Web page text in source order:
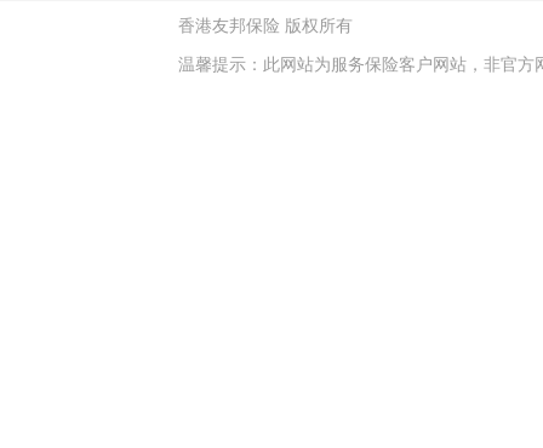
香港友邦保险 版权所有
温馨提示：此网站为服务保险客户网站，非官方